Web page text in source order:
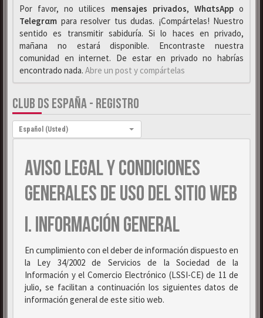
Por favor, no utilices mensajes privados, WhαtsAppo
Telegrαm para resolver tus dudas. ¡Compártelas! Nuestro
sentido es transmitir sabiduría. Si lo haces en privado,
mañana no estará disponible. Encontraste nuestra
comunidad en internet. De estar en privado no habrías
encontrado nada. Abre un post y compártelas
CLUB DS ESPAÑA - REGISTRO
Idioma:
Español (Usted)
AVISO LEGAL Y CONDICIONES
GENERALES DE USO DEL SITIO WEB
I. INFORMACIÓN GENERAL
En cumplimiento con el deber de información dispuesto en
la Ley 34/2002 de Servicios de la Sociedad de la
Información y el Comercio Electrónico (LSSI-CE) de 11 de
julio, se facilitan a continuación los siguientes datos de
información general de este sitio web.